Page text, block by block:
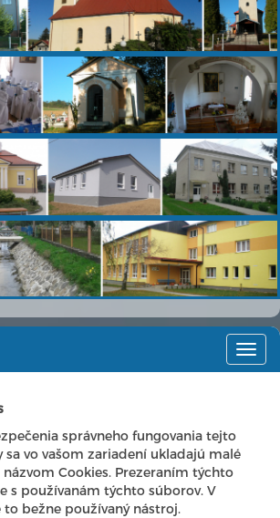
správneho fungovania tejto
sa vo vašom zariadení ukladajú malé
Cookies. Prezeraním týchto
s používanám týchto súborov. V
bežne používaný nástroj.